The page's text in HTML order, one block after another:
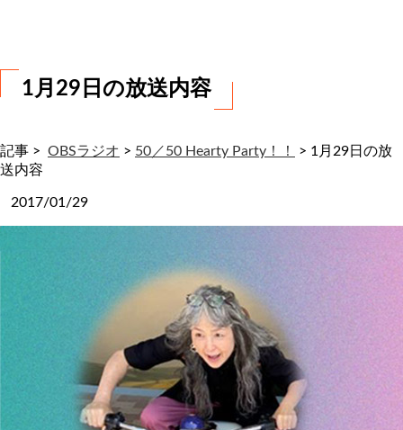
1月29日の放送内容
記事 > OBSラジオ > 50／50 Hearty Party！！ > 1月29日の放
送内容
2017/01/29